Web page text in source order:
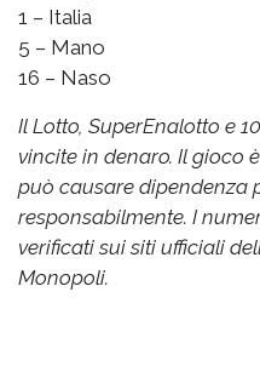
1 – Italia
5 – Mano
16 – Naso
Il Lotto, SuperEnalotto e
vincite in denaro. Il gioco
può causare dipendenza
responsabilmente. I
verificati sui siti ufficiali
Monopoli.